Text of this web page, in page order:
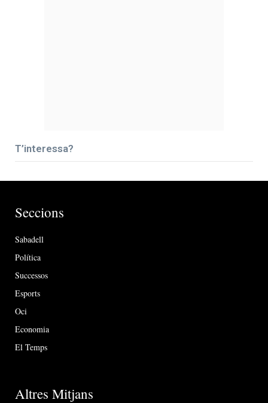
T’interessa?
Seccions
Sabadell
Política
Successos
Esports
Oci
Economia
El Temps
Altres Mitjans